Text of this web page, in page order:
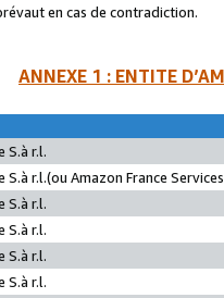
en cas de contradiction.
ANNEXE 1 : ENTITE
S.à r.l.
S.à r.l.(ou Amazon France
S.à r.l.
S.à r.l.
S.à r.l.
S.à r.l.